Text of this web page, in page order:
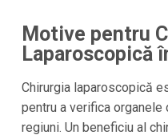
Motive pentru
Laparoscopică
Chirurgia laparoscopică
pentru a verifica organele
regiuni. Un beneficiu al